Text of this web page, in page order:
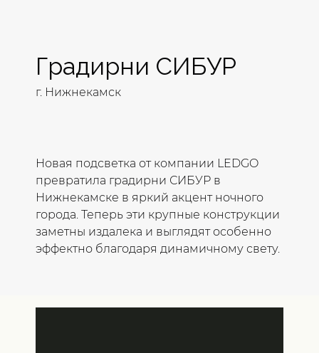
Градирни СИБУР
г. Нижнекамск
Новая подсветка от компании LEDGO
превратила градирни СИБУР в
Нижнекамске в яркий акцент ночного
города. Теперь эти крупные конструкции
заметны издалека и выглядят особенно
эффектно благодаря динамичному свету.